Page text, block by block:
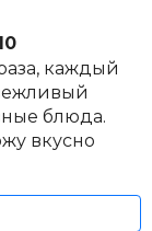
каждый
блюда.
вкусно